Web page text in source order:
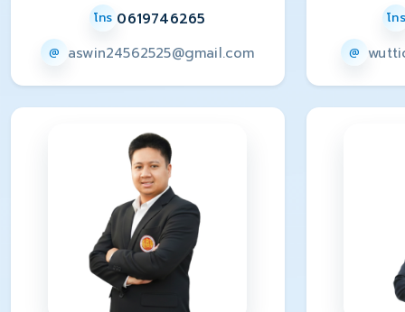
โทร 0619746265
@ aswin24562525@gmail.com
โทร
@